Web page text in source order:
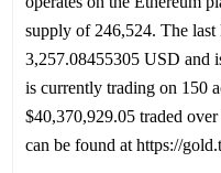
supply of 246,524. The
3,257.08455305 USD and
is currently trading on 150
$40,370,929.05 traded
can be found at https://